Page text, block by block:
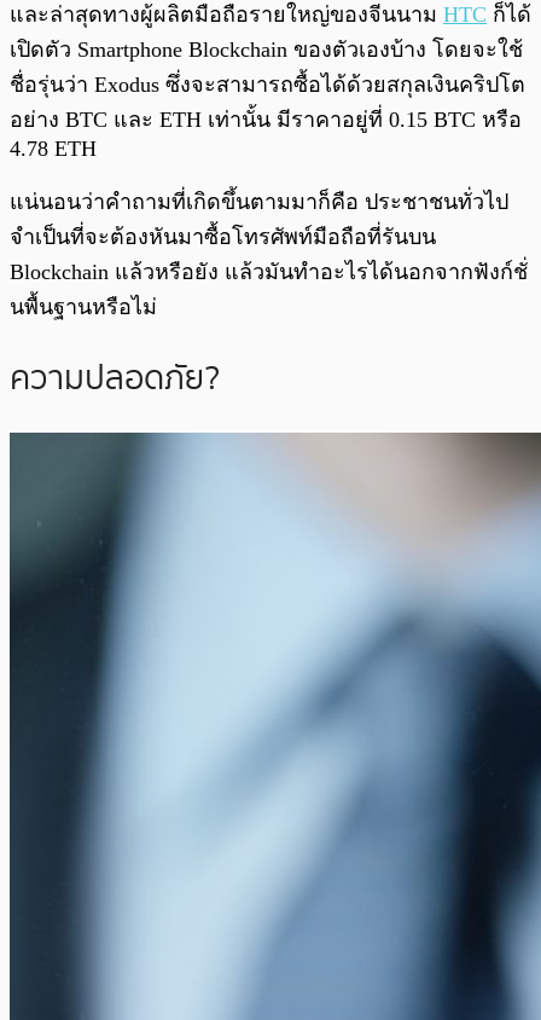
และล่าสุดทางผู้ผลิตมือถือรายใหญ่ของจีนนาม HTC ก็ได้
เปิดตัว Smartphone Blockchain ของตัวเองบ้าง โดยจะใช้
ชื่อรุ่นว่า Exodus ซึ่งจะสามารถซื้อได้ด้วยสกุลเงินคริปโต
อย่าง BTC และ ETH เท่านั้น มีราคาอยู่ที่ 0.15 BTC หรือ
4.78 ETH
แน่นอนว่าคำถามที่เกิดขึ้นตามมาก็คือ ประชาชนทั่วไป
จำเป็นที่จะต้องหันมาซื้อโทรศัพท์มือถือที่รันบน
Blockchain แล้วหรือยัง แล้วมันทำอะไรได้นอกจากฟังก์ชั่
นพื้นฐานหรือไม่
ความปลอดภัย?